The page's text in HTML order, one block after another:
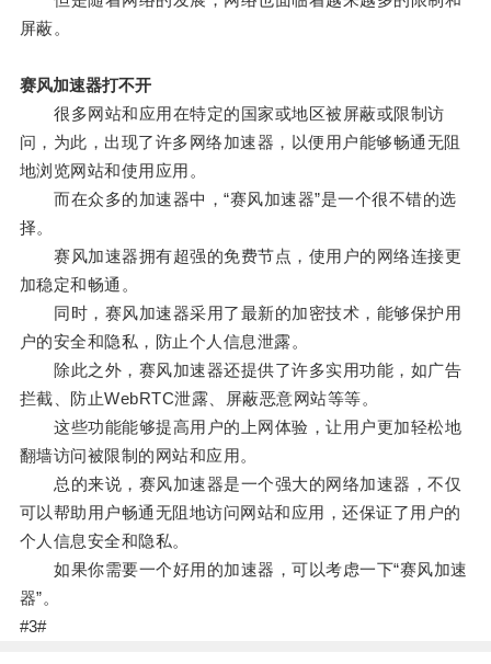
屏蔽。
赛风加速器打不开
很多网站和应用在特定的国家或地区被屏蔽或限制访
问，为此，出现了许多网络加速器，以便用户能够畅通无阻
地浏览网站和使用应用。
而在众多的加速器中，“赛风加速器”是一个很不错的选
择。
赛风加速器拥有超强的免费节点，使用户的网络连接更
加稳定和畅通。
同时，赛风加速器采用了最新的加密技术，能够保护用
户的安全和隐私，防止个人信息泄露。
除此之外，赛风加速器还提供了许多实用功能，如广告
拦截、防止WebRTC泄露、屏蔽恶意网站等等。
这些功能能够提高用户的上网体验，让用户更加轻松地
翻墙访问被限制的网站和应用。
总的来说，赛风加速器是一个强大的网络加速器，不仅
可以帮助用户畅通无阻地访问网站和应用，还保证了用户的
个人信息安全和隐私。
如果你需要一个好用的加速器，可以考虑一下“赛风加速
器”。
#3#